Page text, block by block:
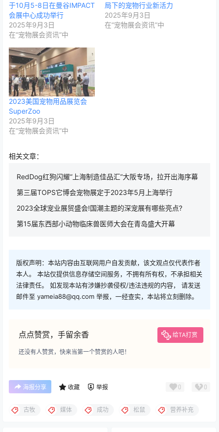
于10月5-8日在曼谷IMPACT
会展中心成功举行
2025年9月3日
在“宠物展会资讯”中
局下的宠物行业新活力
2025年9月3日
在“宠物展会资讯”中
2023美国宠物用品展览会
SuperZoo
2025年9月3日
在“宠物展会资讯”中
相关文章：
RedDog红狗闪耀“上海制造佳品汇”大阪专场，拉开出海序幕
第三届TOPS它博会宠物展定于2023年5月上海举行
2023全球宠业展贸盛会!国潮主题的深宠展有哪些亮点?
第15届东西部小动物临床兽医师大会在青岛盛大开幕
版权声明：本站内容由互联网用户自发贡献，该文观点仅代表作者
本人。 本站仅提供信息存储空间服务，不拥有所有权，不承担相关
法律责任。 如发现本站有涉嫌抄袭侵权/违法违规的内容， 请发送
邮件至 yameia88@qq.com 举报，一经查实，本站将立刻删除。
点点赞赏，手留余香 给TA打赏
还没有人赞赏，快来当第一个赞赏的人吧！
海报分享 收藏 举报 0 0
古牧 媒体 成功 松鼠 营养补充